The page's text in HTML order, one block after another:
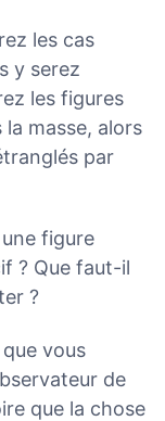
les cas
y serez
les figures
masse, alors
par
figure
? Que faut-il
?
vous
de
que la chose